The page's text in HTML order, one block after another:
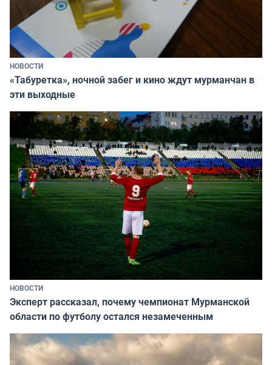
НОВОСТИ
«Табуретка», ночной забег и кино ждут мурманчан в
эти выходные
НОВОСТИ
Эксперт рассказал, почему чемпионат Мурманской
области по футболу остался незамеченным